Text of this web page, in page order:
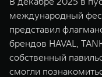
международный
представил
брендов HAVAL,
собственный
смогли